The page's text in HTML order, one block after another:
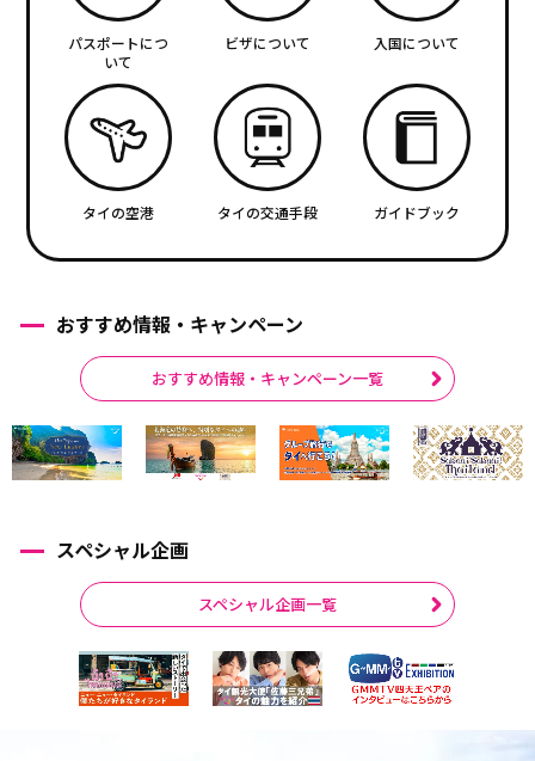
パスポートにつ
いて
ビザについて 入国について
タイの空港 タイの交通手段 ガイドブック
おすすめ情報・キャンペーン
おすすめ情報・キャンペーン一覧
スペシャル企画
スペシャル企画一覧